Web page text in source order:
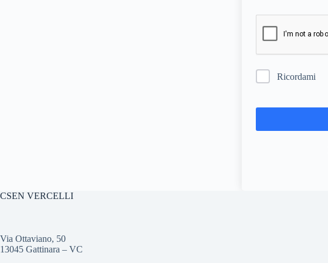
Ricordami
CSEN VERCELLI
Via Ottaviano, 50
13045 Gattinara – VC